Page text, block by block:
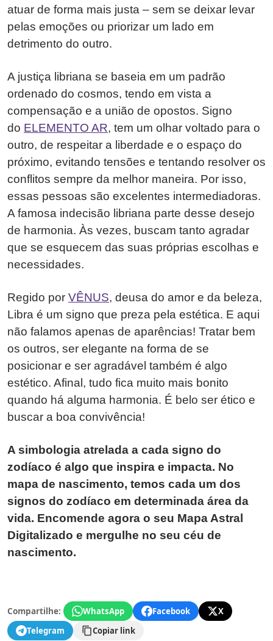
atuar de forma mais justa – sem se deixar levar
pelas emoções ou priorizar um lado em
detrimento do outro.
A justiça libriana se baseia em um padrão
ordenado do cosmos, tendo em vista a
compensação e a união de opostos. Signo
do ELEMENTO AR, tem um olhar voltado para o
outro, de respeitar a liberdade e o espaço do
próximo, evitando tensões e tentando resolver os
conflitos sempre da melhor maneira. Por isso,
essas pessoas são excelentes intermediadoras.
A famosa indecisão libriana parte desse desejo
de harmonia. Às vezes, buscam tanto agradar
que se esquecem das suas próprias escolhas e
necessidades.
Regido por VÊNUS, deusa do amor e da beleza,
Libra é um signo que preza pela estética. E aqui
não falamos apenas de aparências! Tratar bem
os outros, ser elegante na forma de se
posicionar e ser agradável também é algo
estético. Afinal, tudo fica muito mais bonito
quando há alguma harmonia. É belo ser ético e
buscar a boa convivência!
A simbologia atrelada a cada signo do
zodíaco é algo que inspira e impacta. No
mapa de nascimento, temos cada um dos
signos do zodíaco em determinada área da
vida. Encomende agora o seu Mapa Astral
Digitalizado e mergulhe no seu céu de
nascimento.
Compartilhe: WhatsApp Facebook
X
Telegram
Copiar link